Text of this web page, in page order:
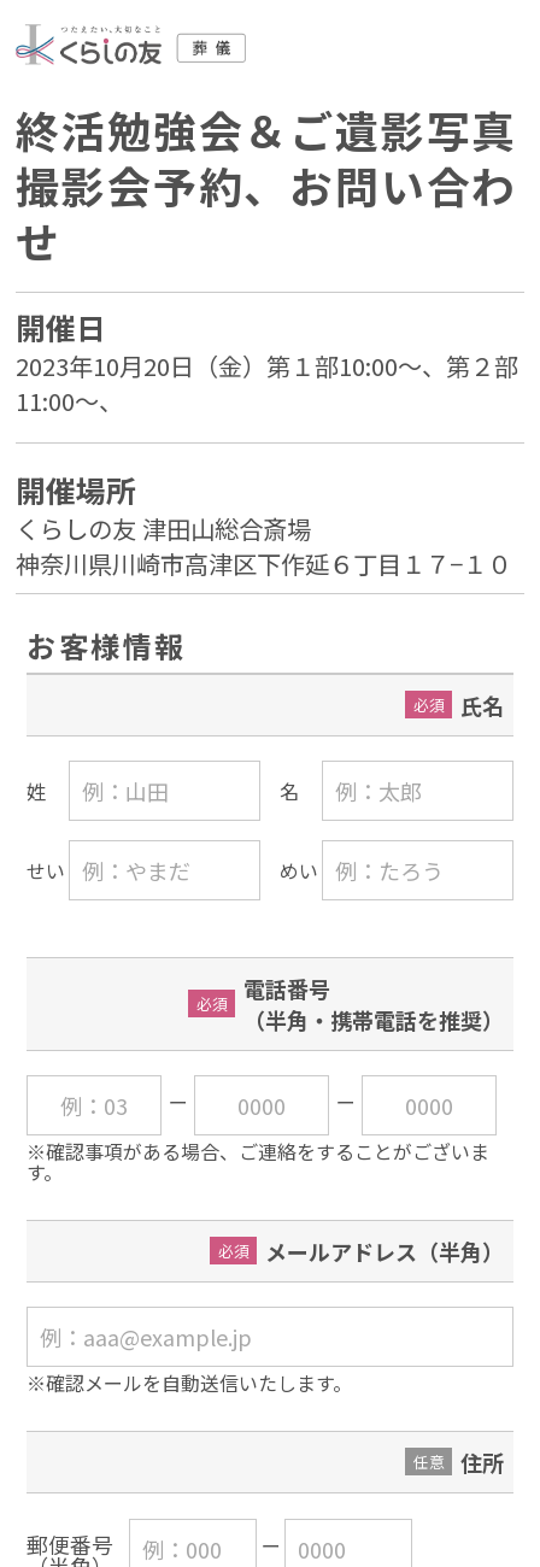
終活勉強会＆ご遺影写真
撮影会予約、お問い合わ
せ
開催日
2023年10月20日（金）第１部10:00～、第２部
11:00～、
開催場所
くらしの友 津田山総合斎場
神奈川県川崎市高津区下作延６丁目１７−１０
お客様情報
氏名
必須
姓 名
せい めい
電話番号
（半角・携帯電話を推奨）
必須
※確認事項がある場合、ご連絡をすることがございま
す。
メールアドレス（半角）
必須
※確認メールを自動送信いたします。
住所
任意
郵便番号